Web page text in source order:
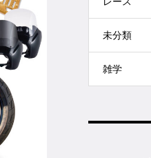
未分類
雑学